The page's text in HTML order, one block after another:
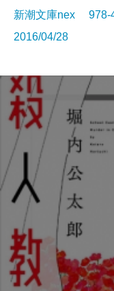
新潮文庫nex
2016/04/28